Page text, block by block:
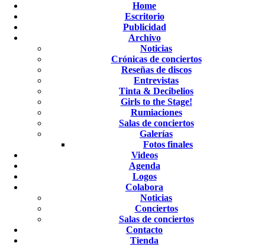
Home
Escritorio
Publicidad
Archivo
Noticias
Crónicas de conciertos
Reseñas de discos
Entrevistas
Tinta & Decibelios
Girls to the Stage!
Rumiaciones
Salas de conciertos
Galerías
Fotos finales
Videos
Agenda
Logos
Colabora
Noticias
Conciertos
Salas de conciertos
Contacto
Tienda